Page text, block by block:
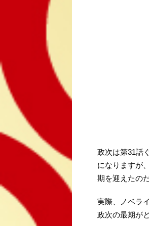
政次は第31話
になりますが
期を迎えたの
実際、ノベラ
政次の最期が